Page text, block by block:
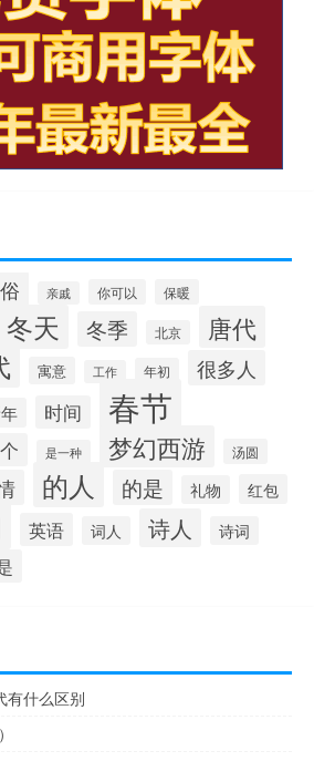
亲戚 你可以 保暖
冬天 冬季 北京 唐代
寓意 工作 年初 很多人
时间 春节
是一种 梦幻西游 汤圆
的人 的是 礼物 红包
英语 词人 诗人 诗词
有什么区别